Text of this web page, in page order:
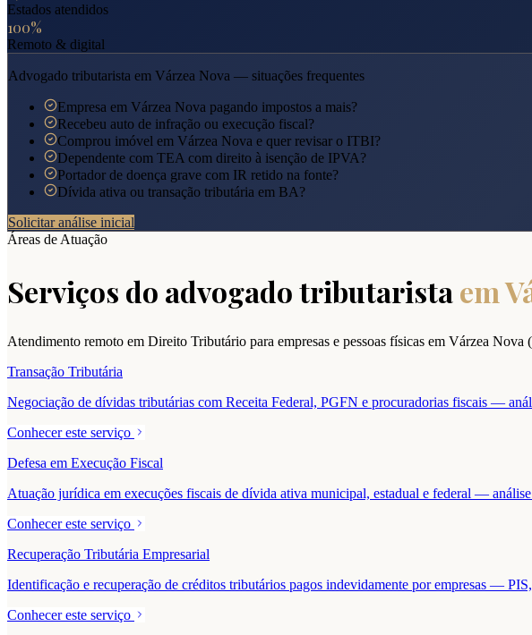
Estados atendidos
100%
Remoto & digital
Advogado tributarista em Várzea Nova — situações frequentes
Empresa em Várzea Nova pagando impostos a mais?
Recebeu auto de infração ou execução fiscal?
Comprou imóvel em Várzea Nova e quer revisar o ITBI?
Dependente com TEA com direito à isenção de IPVA?
Portador de doença grave com IR retido na fonte?
Dívida ativa ou transação tributária em BA?
Solicitar análise inicial
Áreas de Atuação
Serviços do advogado tributaristaem
Atendimento remoto em Direito Tributário para empresas e pessoas físicas em Várzea Nova (
Transação Tributária
Negociação de dívidas tributárias com Receita Federal, PGFN e procuradorias fiscais —
Conhecer este serviço
Defesa em Execução Fiscal
Atuação jurídica em execuções fiscais de dívida ativa municipal, estadual e federal — análise
Conhecer este serviço
Recuperação Tributária Empresarial
Identificação e recuperação de créditos tributários pagos indevidamente por empresas —
Conhecer este serviço